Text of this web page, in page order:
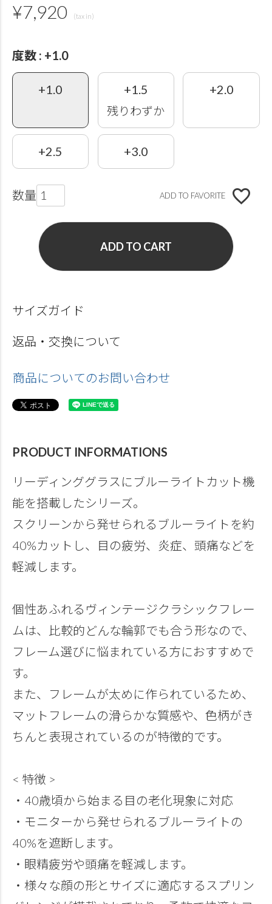
¥7,920
度数 +1.0
+1.0 +1.5
残りわずか
+2.0
+2.5 +3.0
ADD TO FAVORITE
ADD TO CART
サイズガイド
返品・交換について
商品についてのお問い合わせ
PRODUCT INFORMATIONS
リーディンググラスにブルーライトカット機
能を搭載したシリーズ。
スクリーンから発せられるブルーライトを約
40%カットし、目の疲労、炎症、頭痛などを
軽減します。
個性あふれるヴィンテージクラシックフレー
ムは、比較的どんな輪郭でも合う形なので、
フレーム選びに悩まれている方におすすめで
す。
また、フレームが太めに作られているため、
マットフレームの滑らかな質感や、色柄がき
ちんと表現されているのが特徴的です。
< 特徴 >
・40歳頃から始まる目の老化現象に対応
・モニターから発せられるブルーライトの
40%を遮断します。
・眼精疲労や頭痛を軽減します。
・様々な顔の形とサイズに適応するスプリン